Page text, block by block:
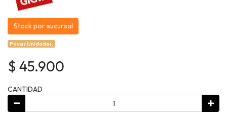
Stock por sucursal
Pocas Unidades.
$ 45.900
CANTIDAD